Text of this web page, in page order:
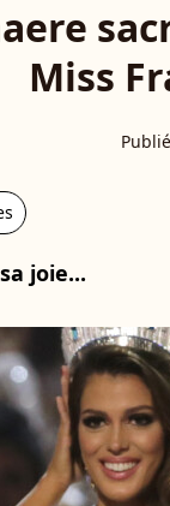
Miss
joie...